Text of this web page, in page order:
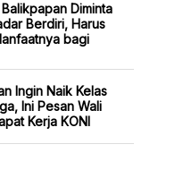
Diminta
Berdiri, Harus
bagi
Ingin Naik Kelas
Ini Pesan Wali
Kerja KONI